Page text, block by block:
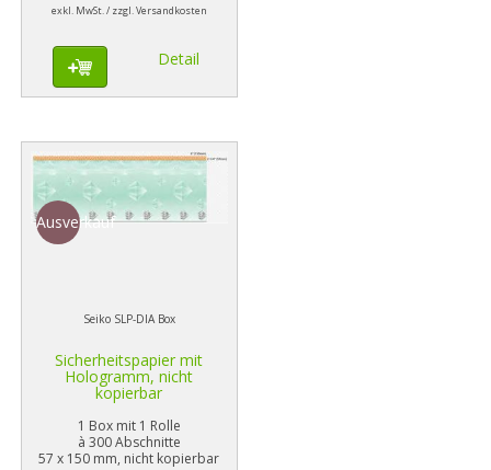
exkl. MwSt. / zzgl. Versandkosten
Detail
Ausverkauf
Seiko SLP-DIA Box
Sicherheitspapier mit
Hologramm, nicht
kopierbar
1 Box mit 1 Rolle
à 300 Abschnitte
57 x 150 mm, nicht kopierbar